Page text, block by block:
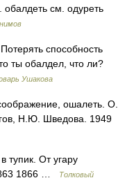
см. одуреть
способность
ты обалдел, что ли?
Ушакова
ошалеть. О.
Н.Ю. Шведова. 1949
тупик. От угару
1866 …
Толковый